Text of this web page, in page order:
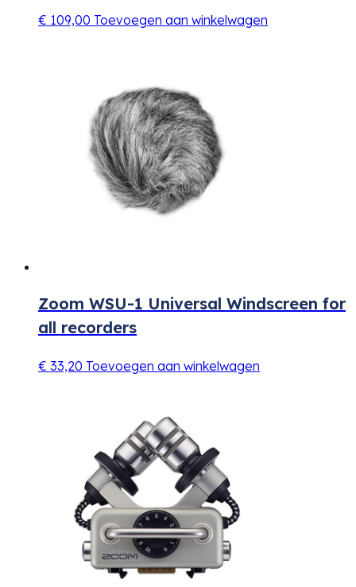
€ 109,00 Toevoegen aan winkelwagen
Zoom WSU-1 Universal Windscreen for
all recorders
€ 33,20 Toevoegen aan winkelwagen